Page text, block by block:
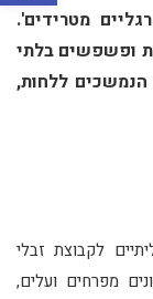
מטרידים'.
ופשפשים בלתי
הנמשכים ללחות,
לקבוצת זבלי
הבוגרים ניזונים מפרחים ועלים,